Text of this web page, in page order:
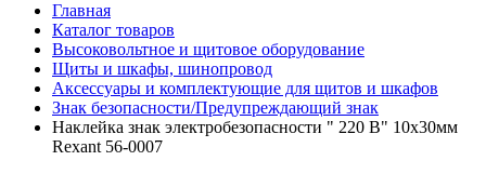
Главная
Каталог товаров
Высоковольтное и щитовое оборудование
Щиты и шкафы, шинопровод
Аксессуары и комплектующие для щитов и шкафов
Знак безопасности/Предупреждающий знак
Наклейка знак электробезопасности " 220 В" 10х30мм
Rexant 56-0007